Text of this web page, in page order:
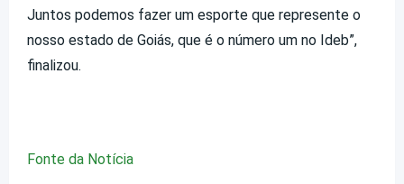
Juntos podemos fazer um esporte que represente o
nosso estado de Goiás, que é o número um no Ideb”,
finalizou.
Fonte da Notícia